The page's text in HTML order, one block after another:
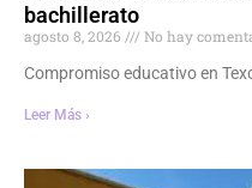
bachillerato
agosto 8, 2026
No hay
Compromiso educativo en
Leer Más ›